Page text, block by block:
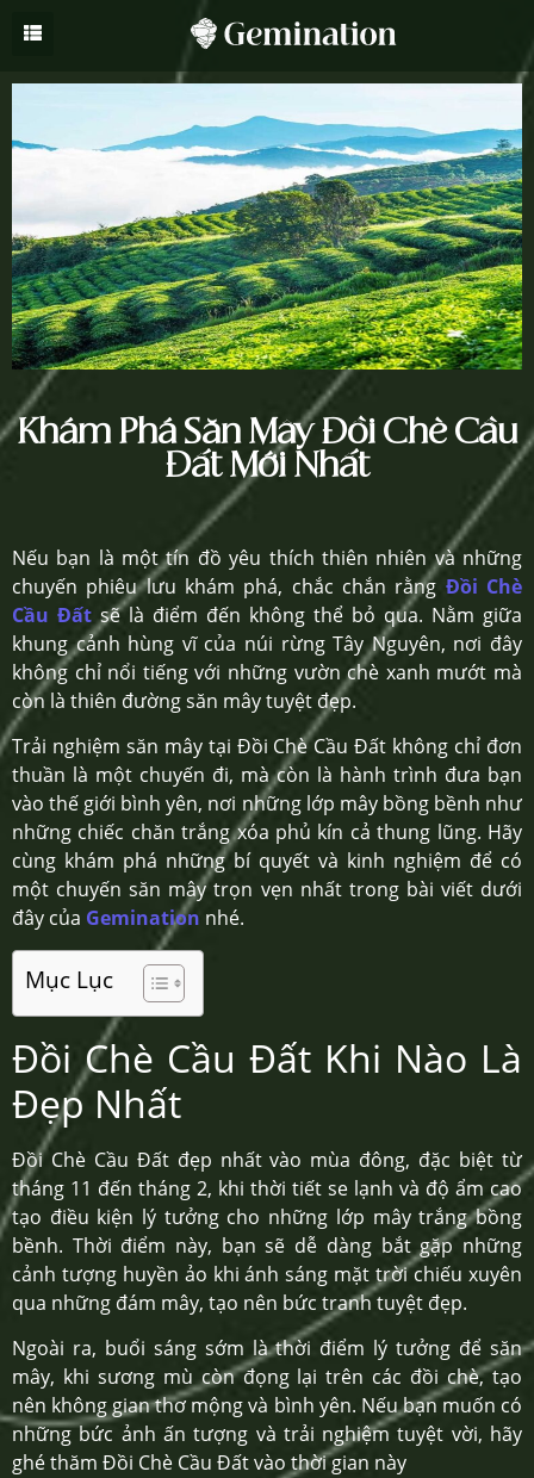
Khám Phá Săn Mây Đồi Chè Cầu
Đất Mới Nhất
Nếu bạn là một tín đồ yêu thích thiên nhiên và những
chuyến phiêu lưu khám phá, chắc chắn rằng Đồi Chè
Cầu Đất sẽ là điểm đến không thể bỏ qua. Nằm giữa
khung cảnh hùng vĩ của núi rừng Tây Nguyên, nơi đây
không chỉ nổi tiếng với những vườn chè xanh mướt mà
còn là thiên đường săn mây tuyệt đẹp.
Trải nghiệm săn mây tại Đồi Chè Cầu Đất không chỉ đơn
thuần là một chuyến đi, mà còn là hành trình đưa bạn
vào thế giới bình yên, nơi những lớp mây bồng bềnh như
những chiếc chăn trắng xóa phủ kín cả thung lũng. Hãy
cùng khám phá những bí quyết và kinh nghiệm để có
một chuyến săn mây trọn vẹn nhất trong bài viết dưới
đây của Gemination nhé.
Mục Lục
Đồi Chè Cầu Đất Khi Nào Là
Đẹp Nhất
Đồi Chè Cầu Đất đẹp nhất vào mùa đông, đặc biệt từ
tháng 11 đến tháng 2, khi thời tiết se lạnh và độ ẩm cao
tạo điều kiện lý tưởng cho những lớp mây trắng bồng
bềnh. Thời điểm này, bạn sẽ dễ dàng bắt gặp những
cảnh tượng huyền ảo khi ánh sáng mặt trời chiếu xuyên
qua những đám mây, tạo nên bức tranh tuyệt đẹp.
Ngoài ra, buổi sáng sớm là thời điểm lý tưởng để săn
mây, khi sương mù còn đọng lại trên các đồi chè, tạo
nên không gian thơ mộng và bình yên. Nếu bạn muốn có
những bức ảnh ấn tượng và trải nghiệm tuyệt vời, hãy
ghé thăm Đồi Chè Cầu Đất vào thời gian này